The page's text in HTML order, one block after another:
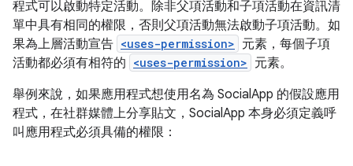
程式可以啟動特定活動。除非父項活動和子項活動在資訊清
單中具有相同的權限，否則父項活動無法啟動子項活動。如
果為上層活動宣告 <uses-permission> 元素，每個子項
活動都必須有相符的 <uses-permission> 元素。
舉例來說，如果應用程式想使用名為 SocialApp 的假設應用
程式，在社群媒體上分享貼文，SocialApp 本身必須定義呼
叫應用程式必須具備的權限：